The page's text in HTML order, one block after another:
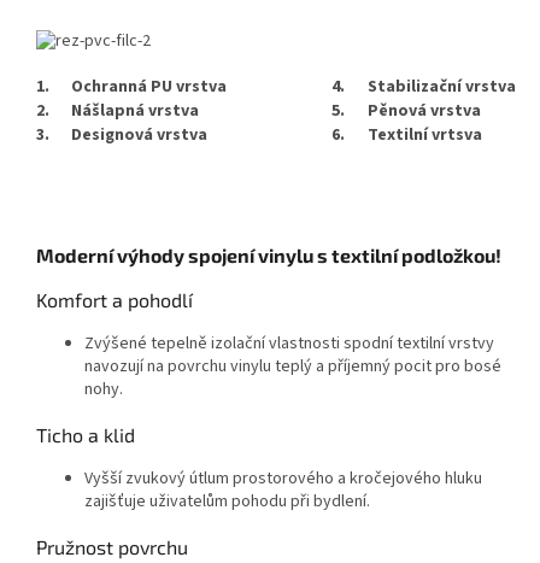
1. Ochranná PU vrstva 4.
Stabilizační vrstva
2.
Nášlapná vrstva 5.
Pěnová vrstva
3.
Designová vrstva 6. Textilní vrtsva
Moderní výhody spojení vinylu s textilní podložkou!
Komfort a pohodlí
Zvýšené tepelně izolační vlastnosti spodní textilní vrstvy
navozují na povrchu vinylu teplý a příjemný pocit pro bosé
nohy.
Ticho a klid
Vyšší zvukový útlum prostorového a kročejového hluku
zajišťuje uživatelům pohodu při bydlení.
Pružnost povrchu